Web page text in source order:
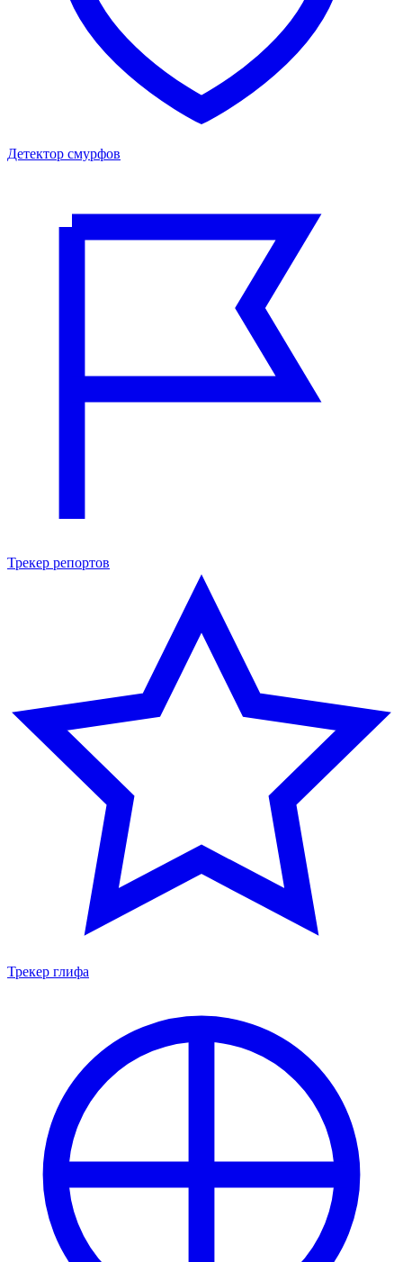
Детектор смурфов
Трекер репортов
Трекер глифа